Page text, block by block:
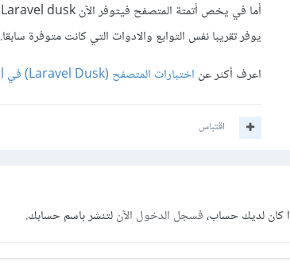
يوفر تقريبا نفس التوابع والادوات التي كانت متوفرة سابقا.
اعرف أكثر عن اختبارات المتصفح (Laravel Dusk) في Laravel
اقتباس
كان لديك حساب،فسجل الدخول الآنلتنشر باسم حسابك.